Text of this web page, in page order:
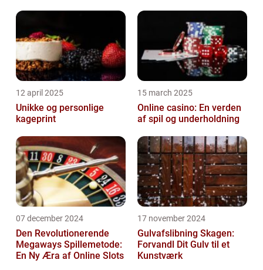
12 april 2025
Unikke og personlige
kageprint
15 march 2025
Online casino: En verden
af spil og underholdning
07 december 2024
Den Revolutionerende
Megaways Spillemetode:
En Ny Æra af Online Slots
17 november 2024
Gulvafslibning Skagen:
Forvandl Dit Gulv til et
Kunstværk